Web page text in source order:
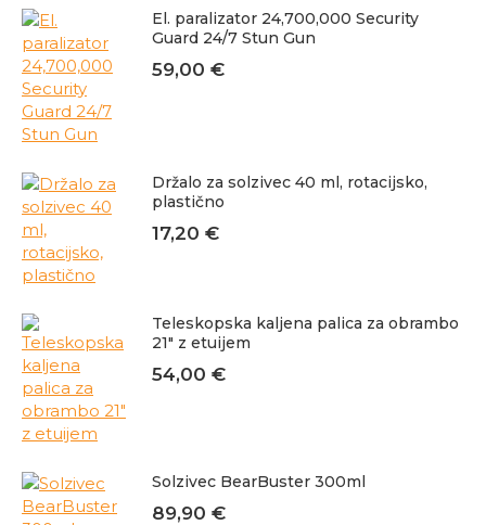
El. paralizator 24,700,000 Security
Guard 24/7 Stun Gun
59,00 €
Držalo za solzivec 40 ml, rotacijsko,
plastično
17,20 €
Teleskopska kaljena palica za obrambo
21" z etuijem
54,00 €
Solzivec BearBuster 300ml
89,90 €